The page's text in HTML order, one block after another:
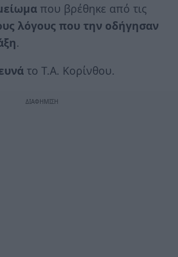
που βρέθηκε από τις
λόγους που την οδήγησαν
.
το Τ.Α. Κορίνθου.